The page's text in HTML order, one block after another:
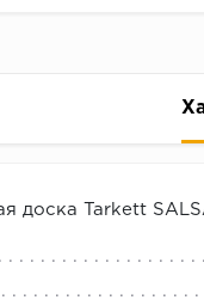
доска Tarkett